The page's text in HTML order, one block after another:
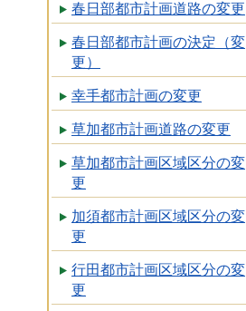
春日部都市計画道路の変更
春日部都市計画の決定（変
更）
幸手都市計画の変更
草加都市計画道路の変更
草加都市計画区域区分の変
更
加須都市計画区域区分の変
更
行田都市計画区域区分の変
更